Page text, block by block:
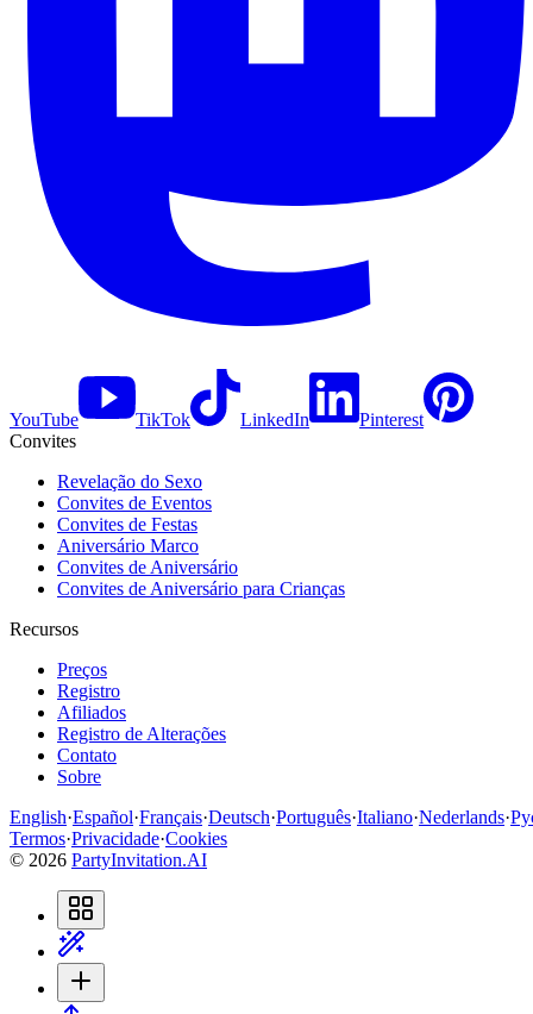
YouTube TikTok LinkedIn
Pinterest
Convites
Revelação do Sexo
Convites de Eventos
Convites de Festas
Aniversário Marco
Convites de Aniversário
Convites de Aniversário para Crianças
Recursos
Preços
Registro
Afiliados
Registro de Alterações
Contato
Sobre
English·Español·Français·Deutsch·Português·Italiano·Nederlands·
Termos·Privacidade·Cookies
© 2026 PartyInvitation.AI